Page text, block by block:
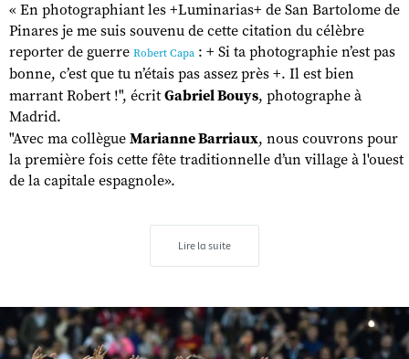
« En photographiant les +Luminarias+ de San Bartolome de
Pinares je me suis souvenu de cette citation du célèbre
reporter de guerre Robert Capa : + Si ta photographie n’est pas
bonne, c’est que tu n’étais pas assez près +. Il est bien
marrant Robert !", écrit Gabriel Bouys, photographe à
Madrid.
"Avec ma collègue Marianne Barriaux, nous couvrons pour
la première fois cette fête traditionnelle d’un village à l'ouest
de la capitale espagnole».
Lire la suite